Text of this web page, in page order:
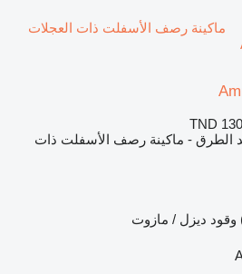
ماكينة رصف الأسفلت ذات العجلات
TND
الطرق - ماكينة رصف الأسفلت ذات
وقود ديزل / مازوت